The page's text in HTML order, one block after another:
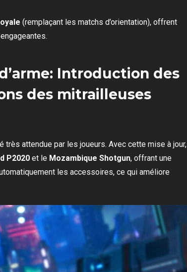
(remplaçant les matchs d’orientation), offrent
Introduction des
des mitrailleuses
très attendue par les joueurs. Avec cette mise à jour,
P2020 et le Mozambique Shotgun, offrant une
les accessoires, ce qui améliore